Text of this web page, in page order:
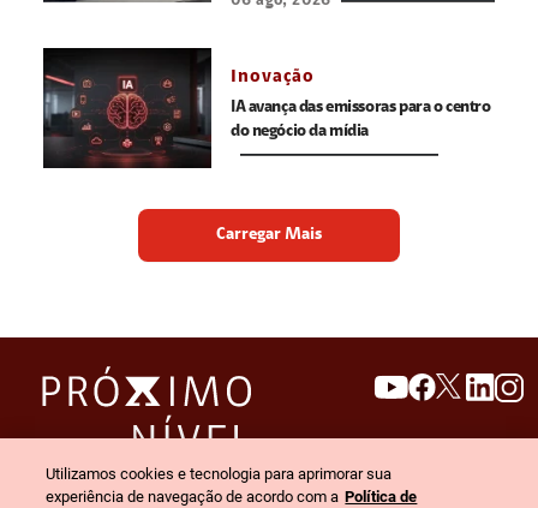
Inovação
IA avança das emissoras para o centro
do negócio da mídia
Carregar Mais
search
Utilizamos cookies e tecnologia para aprimorar sua
experiência de navegação de acordo com a Política de